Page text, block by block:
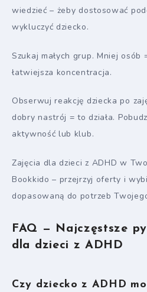
wiedzieć – żeby dostosować
wykluczyć dziecko.
Szukaj małych grup. Mniej osób
łatwiejsza koncentracja.
Obserwuj reakcję dziecka po
dobry nastrój = to działa.
aktywność lub klub.
Zajęcia dla dzieci z ADHD w
Bookkido – przejrzyj oferty i
dopasowaną do potrzeb
FAQ — Najczęstsze
dla dzieci z ADHD
Czy dziecko z ADHD